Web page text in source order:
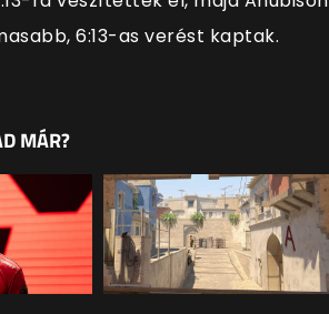
6:13-as verést kaptak.
MÁR?